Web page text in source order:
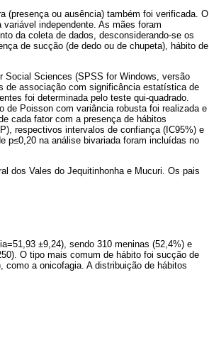
(presença ou ausência) também foi verificada. O
independente. As mães foram
da coleta de dados, desconsiderando-se os
de sucção (de dedo ou de chupeta), hábito de
Social Sciences (SPSS for Windows, versão
de associação com significância estatística de
foi determinada pelo teste qui-quadrado.
de Poisson com variância robusta foi realizada e
cada fator com a presença de hábitos
respectivos intervalos de confiança (IC95%) e
p≤0,20 na análise bivariada foram incluídas no
dos Vales do Jequitinhonha e Mucuri. Os pais
±9,24), sendo 310 meninas (52,4%) e
O tipo mais comum de hábito foi sucção de
como a onicofagia. A distribuição de hábitos